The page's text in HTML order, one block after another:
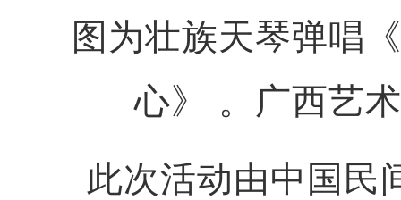
图为壮族天琴弹唱
心》 。广西艺
此次活动由中国民